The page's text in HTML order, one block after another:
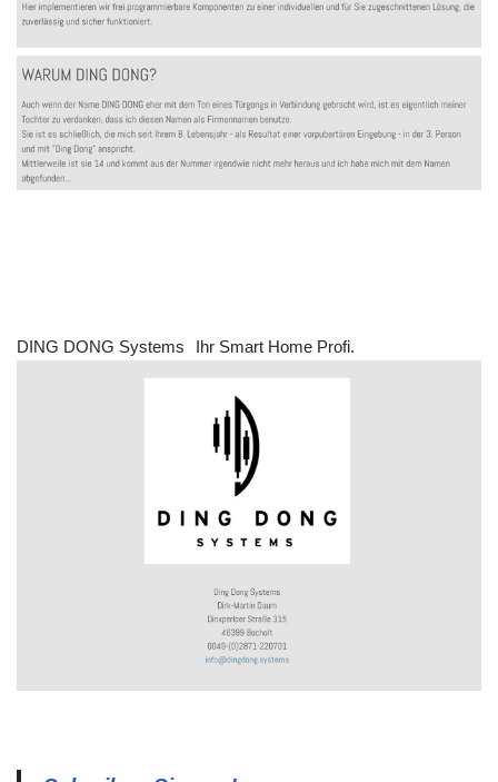
DING DONG Systems Ihr Smart Home Profi.